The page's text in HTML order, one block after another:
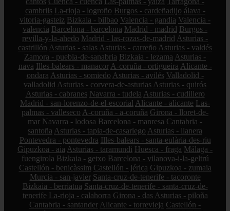
cambrils La-rioja - logroño Burgos - cardeñadijo álava -
vitoria-gasteiz Bizkaia - bilbao Valencia - gandia Valencia -
valencia Barcelona - barcelona Madrid - madrid Burgos -
revilla-y-la-ahedo Madrid - las-rozas-de-madrid Asturias -
castrillón Asturias - salas Asturias - carreño Asturias - valdés
Zamora - puebla-de-sanabria Bizkaia - lezama Asturias -
nava Illes-balears - manacor A-coruña - ortigueira Alicante -
ondara Asturias - somiedo Asturias - avilés Valladolid -
valladolid Asturias - corvera-de-asturias Asturias - quirós
Asturias - cabranes Navarra - tudela Asturias - cudillero
Madrid - san-lorenzo-de-el-escorial Alicante - alicante Las-
palmas - valleseco A-coruña - a-coruña Girona - lloret-de-
mar Navarra - lodosa Barcelona - manresa Cantabria -
santoña Asturias - tapia-de-casariego Asturias - llanera
Pontevedra - pontevedra Illes-balears - santa-eulària-des-riu
Gipuzkoa - aia Asturias - taramundi Huesca - fraga Málaga -
fuengirola Bizkaia - getxo Barcelona - vilanova-i-la-geltrú
Castellón - benicàssim Castellón - jérica Gipuzkoa - zumaia
Murcia - san-javier Santa-cruz-de-tenerife - tacoronte
Bizkaia - berriatua Santa-cruz-de-tenerife - santa-cruz-de-
tenerife La-rioja - calahorra Girona - das Asturias - piloña
Cantabria - santander Alicante - torrevieja Castellón -